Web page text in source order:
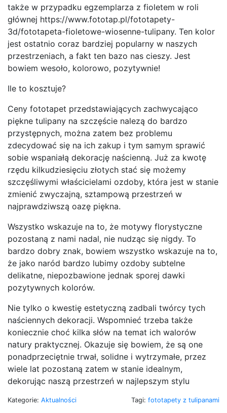
także w przypadku egzemplarza z fioletem w roli
głównej https://www.fototap.pl/fototapety-
3d/fototapeta-fioletowe-wiosenne-tulipany. Ten kolor
jest ostatnio coraz bardziej popularny w naszych
przestrzeniach, a fakt ten bazo nas cieszy. Jest
bowiem wesoło, kolorowo, pozytywnie!
Ile to kosztuje?
Ceny fototapet przedstawiających zachwycająco
piękne tulipany na szczęście nalezą do bardzo
przystępnych, można zatem bez problemu
zdecydować się na ich zakup i tym samym sprawić
sobie wspaniałą dekorację naścienną. Już za kwotę
rzędu kilkudziesięciu złotych stać się możemy
szczęśliwymi właścicielami ozdoby, która jest w stanie
zmienić zwyczajną, sztampową przestrzeń w
najprawdziwszą oazę piękna.
Wszystko wskazuje na to, że motywy florystyczne
pozostaną z nami nadal, nie nudząc się nigdy. To
bardzo dobry znak, bowiem wszystko wskazuje na to,
że jako naród bardzo lubimy ozdoby subtelne
delikatne, niepozbawione jednak sporej dawki
pozytywnych kolorów.
Nie tylko o kwestię estetyczną zadbali twórcy tych
naściennych dekoracji. Wspomnieć trzeba także
koniecznie choć kilka słów na temat ich walorów
natury praktycznej. Okazuje się bowiem, że są one
ponadprzeciętnie trwał, solidne i wytrzymałe, przez
wiele lat pozostaną zatem w stanie idealnym,
dekorując naszą przestrzeń w najlepszym stylu
Kategorie: Aktualności Tagi: fototapety z tulipanami